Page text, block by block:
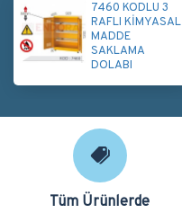
7460 KODLU 3
RAFLI KİMYASAL
MADDE
SAKLAMA
DOLABI
Tüm Ürünlerde